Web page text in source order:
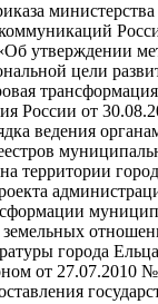
утверждении
цели
России от
ведения
территории
города
от 27.07.2010